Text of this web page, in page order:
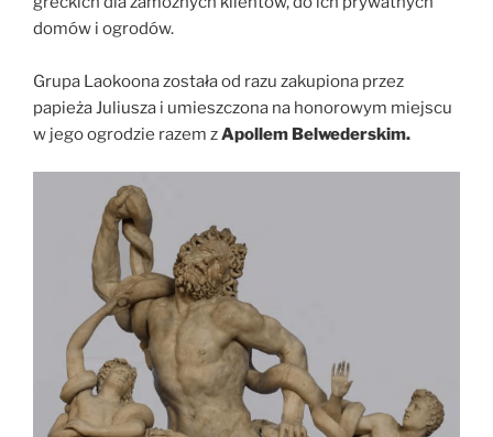
domów i ogrodów.
Grupa Laokoona została od razu zakupiona przez
papieża Juliusza i umieszczona na honorowym miejscu
w jego ogrodzie razem zApollem Belwederskim.